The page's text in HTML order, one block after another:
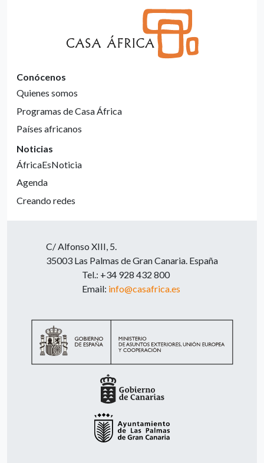
Conócenos
Quienes somos
Programas de Casa África
Países africanos
Noticias
ÁfricaEsNoticia
Agenda
Creando redes
C/ Alfonso XIII, 5.
35003 Las Palmas de Gran Canaria. España
Tel.: +34 928 432 800
Email: info@casafrica.es